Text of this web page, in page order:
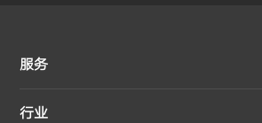
服务
行业